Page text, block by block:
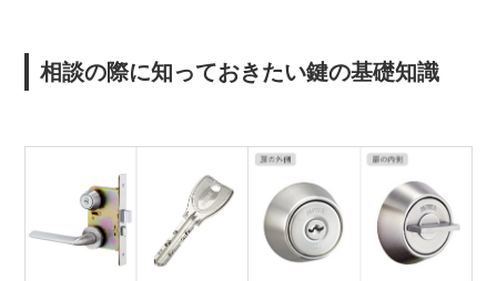
相談の際に知っておきたい鍵の基礎知識